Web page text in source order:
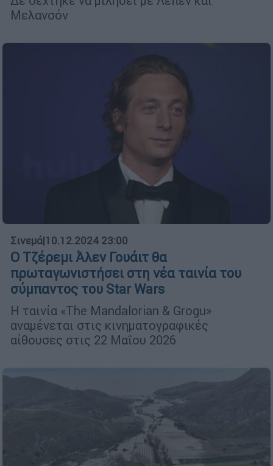
Μελανσόν
Σινεμά|10.12.2024 23:00
Ο Τζέρεμι Άλεν Γουάιτ θα
πρωταγωνιστήσει στη νέα ταινία του
σύμπαντος του Star Wars
Η ταινία «The Mandalorian & Grogu»
αναμένεται στις κινηματογραφικές
αίθουσες στις 22 Μαΐου 2026